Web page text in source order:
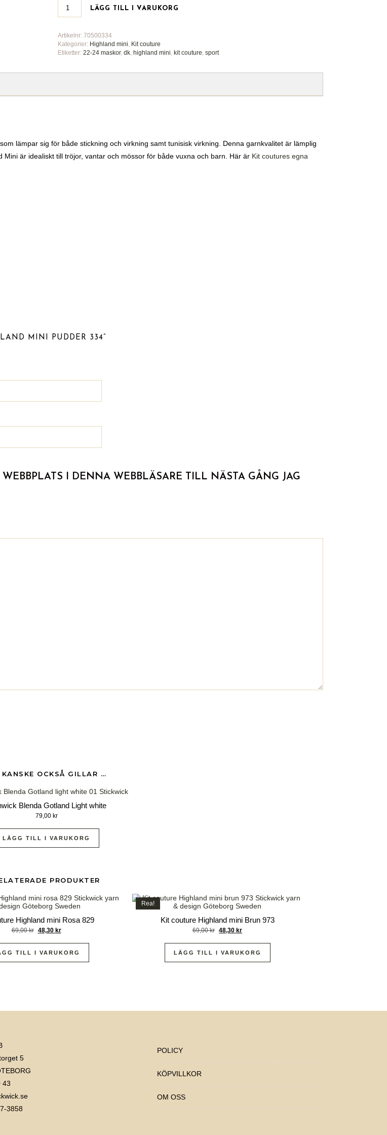
LÄGG TILL I VARUKORG
Artikelnr: 70500334
Kategorier: Highland mini, Kit couture
Etiketter: 22-24 maskor, dk, highland mini, kit couture, sport
lämpar sig för både stickning och virkning samt tunisisk virkning. Denna garnkvalitet är lämplig
är idealiskt till tröjor, vantar och mössor för både vuxna och barn. Här är Kit coutures egna
MINI PUDDER 334”
I DENNA WEBBLÄSARE TILL NÄSTA GÅNG JAG
KANSKE OCKSÅ GILLAR …
Blenda Gotland Light white
79,00 kr
LÄGG TILL I VARUKORG
PRODUKTER
Highland mini Rosa 829
69,00kr 48,30 kr
TILL I VARUKORG
Rea!
Kit couture Highland mini Brun 973
69,00kr 48,30kr
LÄGG TILL I VARUKORG
5
43
3858
POLICY
KÖPVILLKOR
OM OSS